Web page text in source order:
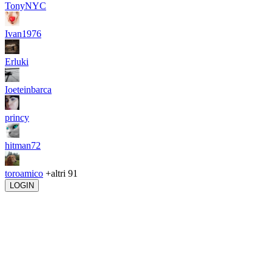
TonyNYC
Ivan1976
Erluki
Ioeteinbarca
princy
hitman72
toroamico +altri 91
LOGIN